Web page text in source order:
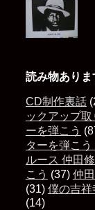
読み物ありま
CD制作裏話
ックアップ取
ーを弾こう
ターを弾こ
ルース 仲田
こう (37) 仲
(31) 僕の吉祥
(14)